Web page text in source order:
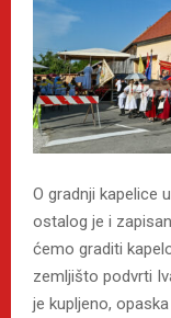
O gradnji kapelice
ostalog je i
ćemo graditi
zemljišto podvrti
je kupljeno,